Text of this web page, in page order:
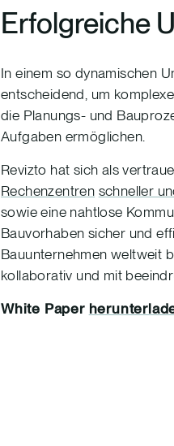
Erfolgreiche
In einem so dynamischen
entscheidend, um
die Planungs- und
Aufgaben ermöglichen.
Revizto hat sich als
Rechenzentren schneller
sowie eine nahtlose
Bauvorhaben sicher und
Bauunternehmen weltweit
kollaborativ und mit
White Paper